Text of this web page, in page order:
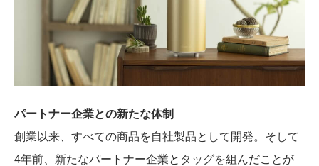
パートナー企業との新たな体制
創業以来、すべての商品を自社製品として開発。そして
4年前、新たなパートナー企業とタッグを組んだことが